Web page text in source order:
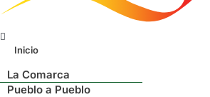
Menú
Inicio
La Comarca
Pueblo a Pueblo